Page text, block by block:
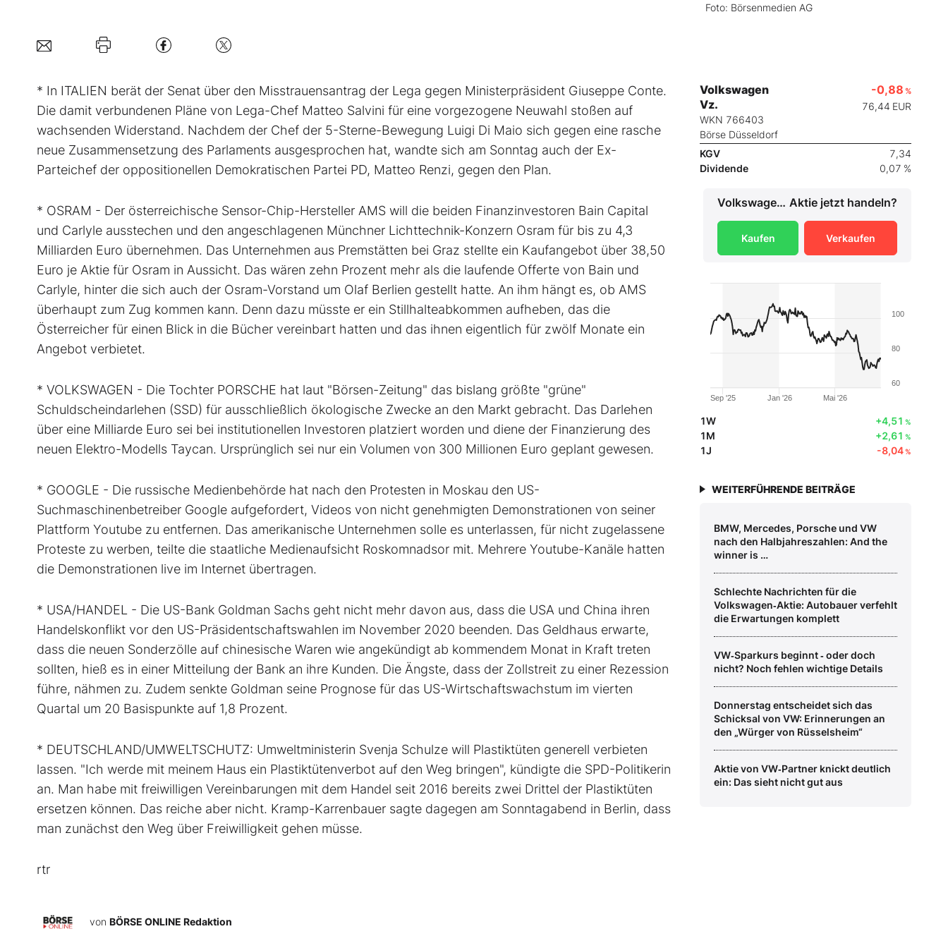
Foto: Börsenmedien AG
* In ITALIEN berät der Senat über den Misstrauensantrag der Lega gegen Ministerpräsident Giuseppe Conte.
Die damit verbundenen Pläne von Lega-Chef Matteo Salvini für eine vorgezogene Neuwahl stoßen auf
wachsenden Widerstand. Nachdem der Chef der 5-Sterne-Bewegung Luigi Di Maio sich gegen eine rasche
neue Zusammensetzung des Parlaments ausgesprochen hat, wandte sich am Sonntag auch der Ex-
Parteichef der oppositionellen Demokratischen Partei PD, Matteo Renzi, gegen den Plan.
* OSRAM - Der österreichische Sensor-Chip-Hersteller AMS will die beiden Finanzinvestoren Bain Capital
und Carlyle ausstechen und den angeschlagenen Münchner Lichttechnik-Konzern Osram für bis zu 4,3
Milliarden Euro übernehmen. Das Unternehmen aus Premstätten bei Graz stellte ein Kaufangebot über 38,50
Euro je Aktie für Osram in Aussicht. Das wären zehn Prozent mehr als die laufende Offerte von Bain und
Carlyle, hinter die sich auch der Osram-Vorstand um Olaf Berlien gestellt hatte. An ihm hängt es, ob AMS
überhaupt zum Zug kommen kann. Denn dazu müsste er ein Stillhalteabkommen aufheben, das die
Österreicher für einen Blick in die Bücher vereinbart hatten und das ihnen eigentlich für zwölf Monate ein
Angebot verbietet.
* VOLKSWAGEN - Die Tochter PORSCHE hat laut "Börsen-Zeitung" das bislang größte "grüne"
Schuldscheindarlehen (SSD) für ausschließlich ökologische Zwecke an den Markt gebracht. Das Darlehen
über eine Milliarde Euro sei bei institutionellen Investoren platziert worden und diene der Finanzierung des
neuen Elektro-Modells Taycan. Ursprünglich sei nur ein Volumen von 300 Millionen Euro geplant gewesen.
* GOOGLE - Die russische Medienbehörde hat nach den Protesten in Moskau den US-
Suchmaschinenbetreiber Google aufgefordert, Videos von nicht genehmigten Demonstrationen von seiner
Plattform Youtube zu entfernen. Das amerikanische Unternehmen solle es unterlassen, für nicht zugelassene
Proteste zu werben, teilte die staatliche Medienaufsicht Roskomnadsor mit. Mehrere Youtube-Kanäle hatten
die Demonstrationen live im Internet übertragen.
* USA/HANDEL - Die US-Bank Goldman Sachs geht nicht mehr davon aus, dass die USA und China ihren
Handelskonflikt vor den US-Präsidentschaftswahlen im November 2020 beenden. Das Geldhaus erwarte,
dass die neuen Sonderzölle auf chinesische Waren wie angekündigt ab kommendem Monat in Kraft treten
sollten, hieß es in einer Mitteilung der Bank an ihre Kunden. Die Ängste, dass der Zollstreit zu einer Rezession
führe, nähmen zu. Zudem senkte Goldman seine Prognose für das US-Wirtschaftswachstum im vierten
Quartal um 20 Basispunkte auf 1,8 Prozent.
* DEUTSCHLAND/UMWELTSCHUTZ: Umweltministerin Svenja Schulze will Plastiktüten generell verbieten
lassen. "Ich werde mit meinem Haus ein Plastiktütenverbot auf den Weg bringen", kündigte die SPD-Politikerin
an. Man habe mit freiwilligen Vereinbarungen mit dem Handel seit 2016 bereits zwei Drittel der Plastiktüten
ersetzen können. Das reiche aber nicht. Kramp-Karrenbauer sagte dagegen am Sonntagabend in Berlin, dass
man zunächst den Weg über Freiwilligkeit gehen müsse.
rtr
von BÖRSE ONLINE Redaktion
Volkswagen
Vz.
WKN 766403
Börse Düsseldorf
-0,88 %
76,44 EUR
KGV
7,34
Dividende
0,07 %
Volkswagen Vz. Aktie jetzt handeln?
Kaufen Verkaufen
Jan '26
Sep '25 Mai '26
60
80
100
1W +4,51 %
1M +2,61 %
1J -8,04%
WEITERFÜHRENDE BEITRÄGE
BMW, Mercedes, Porsche und VW
nach den Halbjahreszahlen: And the
winner is …
Schlechte Nachrichten für die
Volkswagen‑Aktie: Autobauer verfehlt
die Erwartungen komplett
VW‑Sparkurs beginnt ‑ oder doch
nicht? Noch fehlen wichtige Details
Donnerstag entscheidet sich das
Schicksal von VW: Erinnerungen an
den „Würger von Rüsselsheim“
Aktie von VW‑Partner knickt deutlich
ein: Das sieht nicht gut aus